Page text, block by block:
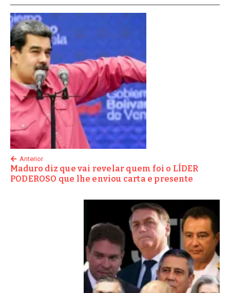
Anterior
Maduro diz que vai revelar quem foi o LÍDER
PODEROSO que lhe enviou carta e presente